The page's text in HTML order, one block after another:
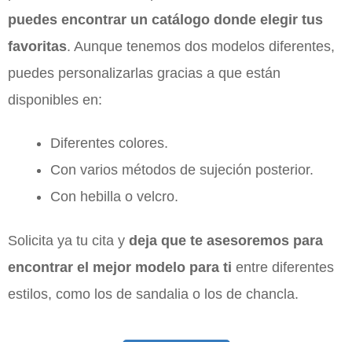
puedes encontrar un catálogo donde elegir tus
favoritas. Aunque tenemos dos modelos diferentes,
puedes personalizarlas gracias a que están
disponibles en:
Diferentes colores.
Con varios métodos de sujeción posterior.
Con hebilla o velcro.
Solicita ya tu cita y deja que te asesoremos para
encontrar el mejor modelo para ti entre diferentes
estilos, como los de sandalia o los de chancla.